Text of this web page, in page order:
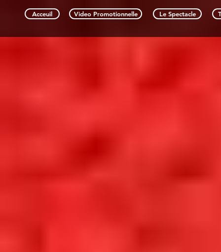
Acceuil Video Promotionnelle Le Spectacle